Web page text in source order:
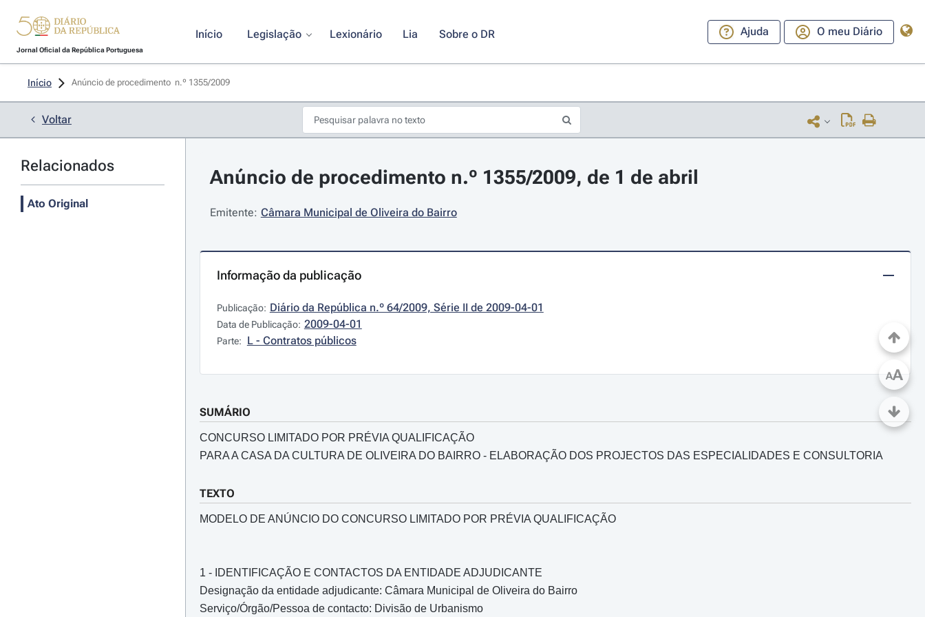
Jornal Oficial da República Portuguesa
Início Legislação Lexionário Lia Sobre o DR Ajuda O meu Diário
Início Anúncio de procedimento  n.º 1355/2009
Voltar
Relacionados
Ato Original
Anúncio de procedimento n.º 1355/2009, de 1 de abril
Emitente: Câmara Municipal de Oliveira do Bairro
Informação da publicação
Publicação: Diário da República n.º 64/2009, Série II de 2009-04-01
Data de Publicação: 2009-04-01
Parte: L - Contratos públicos
SUMÁRIO
CONCURSO LIMITADO POR PRÉVIA QUALIFICAÇÃO
PARA A CASA DA CULTURA DE OLIVEIRA DO BAIRRO - ELABORAÇÃO DOS PROJECTOS DAS ESPECIALIDADES E CONSULTORIA
TEXTO
MODELO DE ANÚNCIO DO CONCURSO LIMITADO POR PRÉVIA QUALIFICAÇÃO
1 - IDENTIFICAÇÃO E CONTACTOS DA ENTIDADE ADJUDICANTE
Designação da entidade adjudicante: Câmara Municipal de Oliveira do Bairro
Serviço/Órgão/Pessoa de contacto: Divisão de Urbanismo
AA